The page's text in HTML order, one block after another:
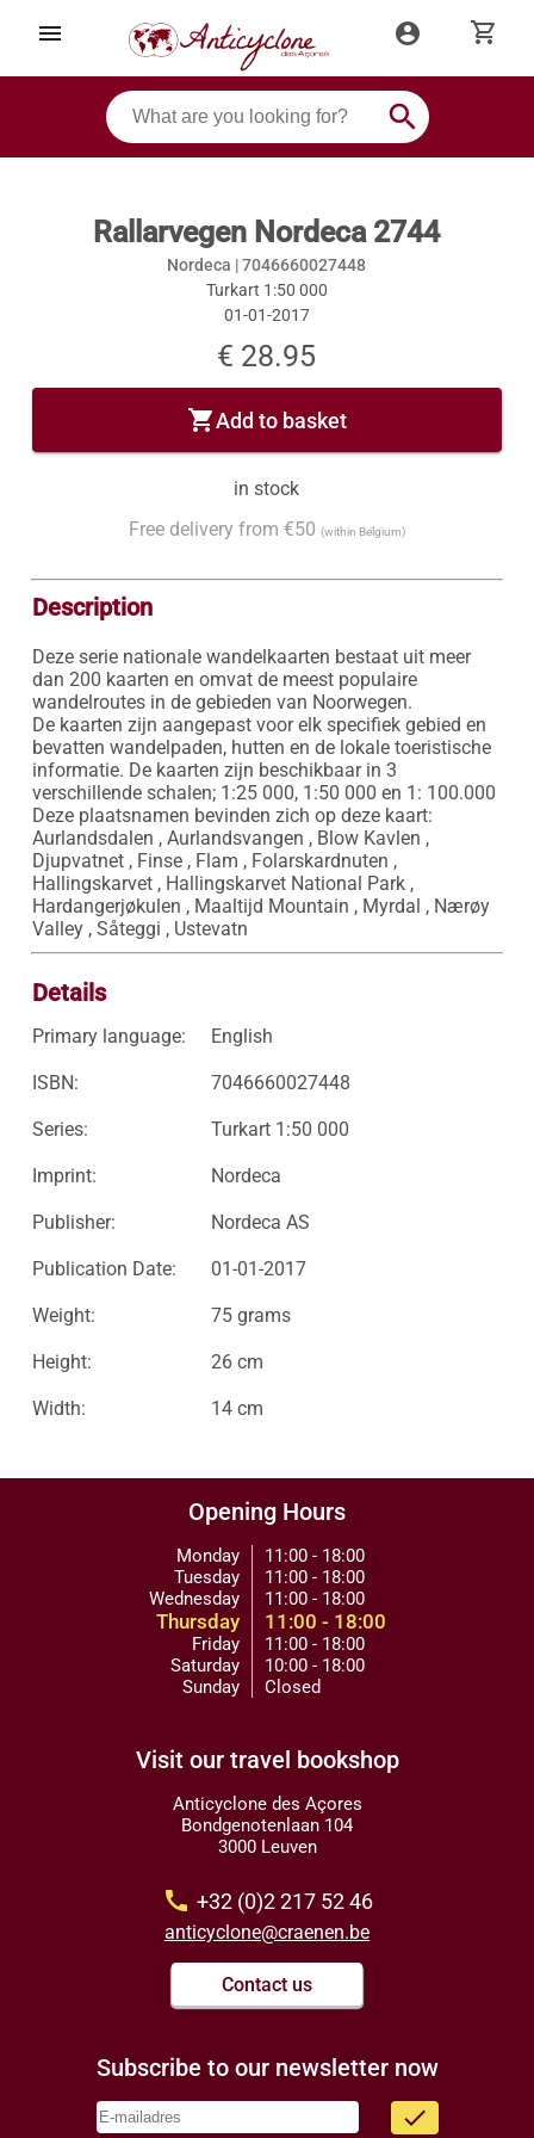
menu account_circle shopping_cart
search
Rallarvegen Nordeca 2744
Nordeca |7046660027448
Turkart 1:50 000
01-01-2017
€ 28.95
shopping_cartAdd to basket
in stock
Free delivery from €50 (within Belgium)
Description
Deze serie nationale wandelkaarten bestaat uit meer
dan 200 kaarten en omvat de meest populaire
wandelroutes in de gebieden van Noorwegen.
De kaarten zijn aangepast voor elk specifiek gebied en
bevatten wandelpaden, hutten en de lokale toeristische
informatie. De kaarten zijn beschikbaar in 3
verschillende schalen; 1:25 000, 1:50 000 en 1: 100.000
Deze plaatsnamen bevinden zich op deze kaart:
Aurlandsdalen , Aurlandsvangen , Blow Kavlen ,
Djupvatnet , Finse , Flam , Folarskardnuten ,
Hallingskarvet , Hallingskarvet National Park ,
Hardangerjøkulen , Maaltijd Mountain , Myrdal , Nærøy
Valley , Såteggi , Ustevatn
Details
Primary language: English
ISBN: 7046660027448
Series: Turkart 1:50 000
Imprint: Nordeca
Publisher: Nordeca AS
Publication Date: 01-01-2017
Weight: 75 grams
Height: 26 cm
Width: 14 cm
Opening Hours
Monday
Tuesday
Wednesday
Thursday
Friday
Saturday
Sunday
11:00 - 18:00
11:00 - 18:00
11:00 - 18:00
11:00 - 18:00
11:00 - 18:00
10:00 - 18:00
Closed
Visit our travel bookshop
Anticyclone des Açores
Bondgenotenlaan 104
3000 Leuven
call +32 (0)2 217 52 46
anticyclone@craenen.be
Contact us
Subscribe to our newsletter now
done